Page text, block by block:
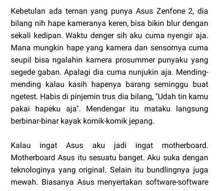
Kebetulan ada teman yang punya Asus Zenfone 2, dia
bilang nih hape kameranya keren, bisa bikin blur dengan
sekali kedipan. Waktu denger sih aku cuma nyengir aja.
Mana mungkin hape yang kamera dan sensornya cuma
seupil bisa ngalahin kamera prosummer punyaku yang
segede gaban. Apalagi dia cuma nunjukin aja. Mending-
mending kalau kasih hapenya barang seminggu buat
ngetest. Habis di pinjemin trus dia bilang, "Udah tin kamu
pakai hapeku aja". Mendengar itu mataku langsung
berbinar-binar kayak komik-komik jepang.
Kalau ingat Asus aku jadi ingat motherboard.
Motherboard Asus itu sesuatu banget. Aku suka dengan
teknologinya yang original. Selain itu bundlingnya juga
mewah. Biasanya Asus menyertakan software-software